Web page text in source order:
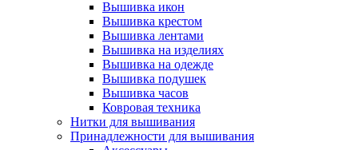
Вышивка икон
Вышивка крестом
Вышивка лентами
Вышивка на изделиях
Вышивка на одежде
Вышивка подушек
Вышивка часов
Ковровая техника
Нитки для вышивания
Принадлежности для вышивания